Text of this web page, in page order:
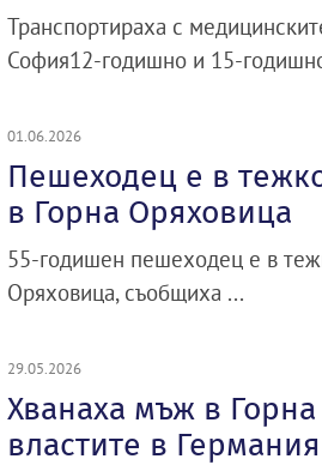
Транспортираха с
София12-годишно и 15-
01.06.2026
Пешеходец е в
в Горна Оряховица
55-годишен пешеходец е в
Оряховица, съобщиха ...
29.05.2026
Хванаха мъж в
властите в Германия